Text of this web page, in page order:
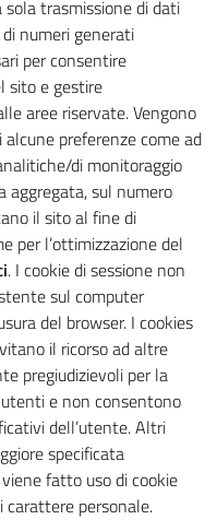
trasmissione di dati
numeri generati
per consentire
sito e gestire
aree riservate. Vengono
preferenze come ad
di monitoraggio
aggregata, sul numero
il sito al fine di
per l’ottimizzazione del
. I cookie di sessione non
sul computer
del browser. I cookies
il ricorso ad altre
pregiudizievoli per la
e non consentono
dell’utente. Altri
specificata
fatto uso di cookie
carattere personale.